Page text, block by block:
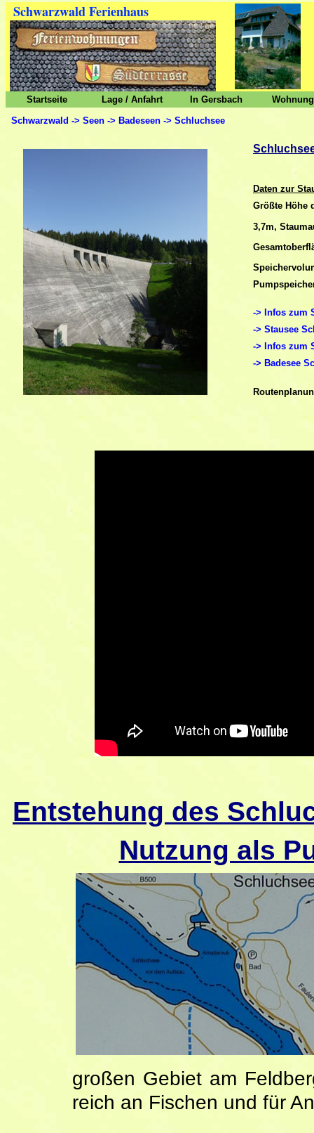
Schwarzwald Ferienhaus
Startseite Lage / Anfahrt In Gersbach
Schwarzwald -> Seen -> Badeseen -> Schluchsee
Daten zur
Größte Höhe
3,7m,
-> Infos zum
-> Stausee
-> Infos zum
-> Badesee
Entstehung des
Nutzung als
großen Gebiet am
reich an Fischen und für